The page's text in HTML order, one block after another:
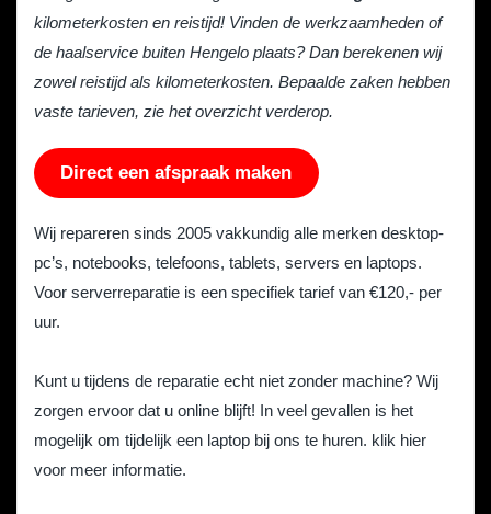
kilometerkosten en reistijd! Vinden de werkzaamheden of
de haalservice buiten Hengelo plaats? Dan berekenen wij
zowel reistijd als kilometerkosten. Bepaalde zaken hebben
vaste tarieven, zie het overzicht verderop.
Direct een afspraak maken
Wij repareren sinds 2005 vakkundig alle merken desktop-
pc’s, notebooks, telefoons, tablets, servers en laptops.
Voor serverreparatie is een specifiek tarief van €120,- per
uur.
Kunt u tijdens de reparatie echt niet zonder machine? Wij
zorgen ervoor dat u online blijft! In veel gevallen is het
mogelijk om tijdelijk een laptop bij ons te huren. klik hier
voor meer informatie.